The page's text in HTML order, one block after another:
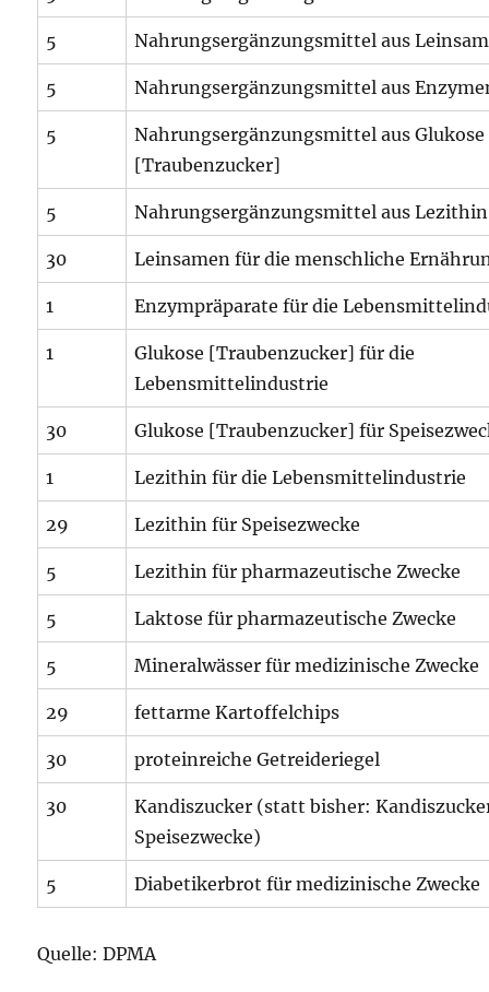
5 Nahrungsergänzungsmittel aus
5 Nahrungsergänzungsmittel aus
5
Nahrungsergänzungsmittel aus Glukose
[Traubenzucker]
5 Nahrungsergänzungsmittel aus Lezithin
30 Leinsamen für die menschliche
1 Enzympräparate für die
1
Glukose [Traubenzucker] für die
Lebensmittelindustrie
30 Glukose [Traubenzucker] für
1 Lezithin für die Lebensmittelindustrie
29 Lezithin für Speisezwecke
5 Lezithin für pharmazeutische Zwecke
5 Laktose für pharmazeutische Zwecke
5 Mineralwässer für medizinische Zwecke
29 fettarme Kartoffelchips
30 proteinreiche Getreideriegel
30
Kandiszucker (statt bisher:
Speisezwecke)
5 Diabetikerbrot für medizinische Zwecke
Quelle: DPMA